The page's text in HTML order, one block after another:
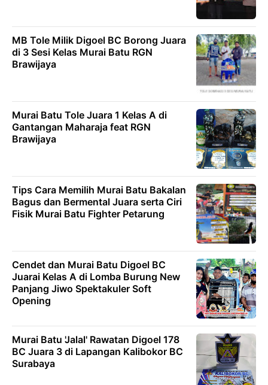
MB Tole Milik Digoel BC Borong Juara
di 3 Sesi Kelas Murai Batu RGN
Brawijaya
Murai Batu Tole Juara 1 Kelas A di
Gantangan Maharaja feat RGN
Brawijaya
Tips Cara Memilih Murai Batu Bakalan
Bagus dan Bermental Juara serta Ciri
Fisik Murai Batu Fighter Petarung
Cendet dan Murai Batu Digoel BC
Juarai Kelas A di Lomba Burung New
Panjang Jiwo Spektakuler Soft
Opening
Murai Batu 'Jalal' Rawatan Digoel 178
BC Juara 3 di Lapangan Kalibokor BC
Surabaya